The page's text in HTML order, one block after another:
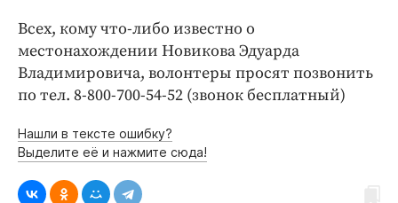
Всех, кому что-либо известно о
местонахождении Новикова Эдуарда
Владимировича, волонтеры просят позвонить
по тел. 8-800-700-54-52 (звонок бесплатный)
Нашли в тексте ошибку?
Выделите её и нажмите сюда!